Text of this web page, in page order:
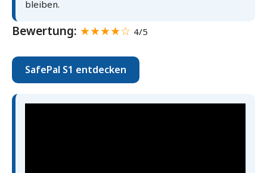
bleiben.
Bewertung: ★★★★☆ 4/5
SafePal S1 entdecken